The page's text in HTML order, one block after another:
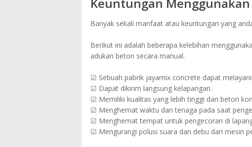
Banyak sekali manfaat atau keuntungan yang
Berikut ini adalah beberapa kelebihan
adukan beton secara manual.
☑ Sebuah pabrik jayamix concrete dapat
☑ Dapat dikirim langsung kelapangan.
☑ Memiliki kualitas yang lebih tinggi dari beton
☑ Menghemat waktu dan tenaga pada saat
☑ Menghemat tempat untuk pengecoran di
☑ Mengurangi polusi suara dan debu dari mesin